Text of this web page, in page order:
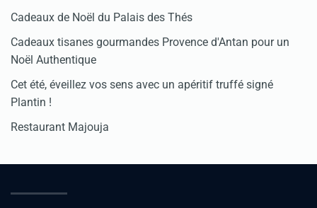
Cadeaux de Noël du Palais des Thés
Cadeaux tisanes gourmandes Provence d'Antan pour un
Noël Authentique
Cet été, éveillez vos sens avec un apéritif truffé signé
Plantin !
Restaurant Majouja